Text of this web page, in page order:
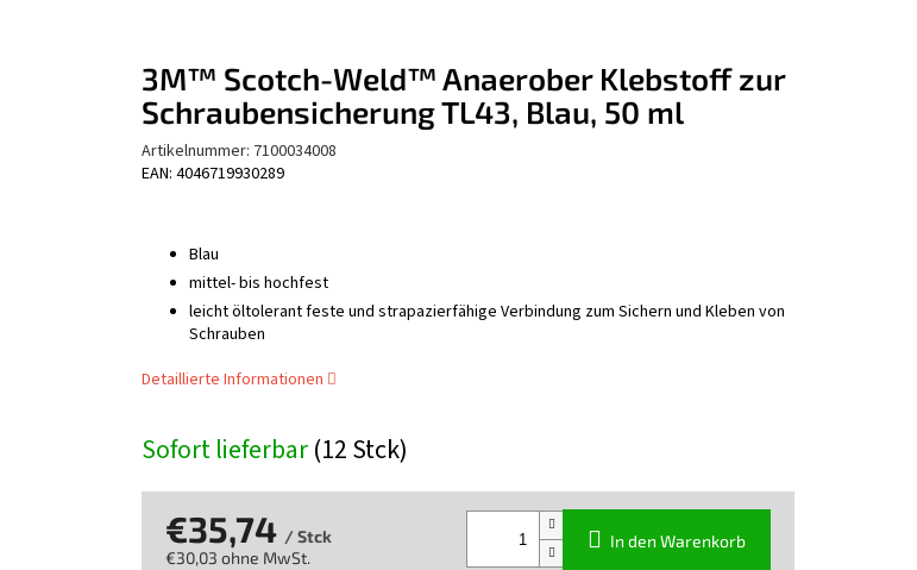
Sofort lieferbar(12 Stck)
Blau
mittel- bis hochfest
leicht öltolerant feste und strapazierfähige Verbindung zum Sichern und Kleben von
Schrauben
Detaillierte Informationen
€35,74 / Stck
€30,03 ohne MwSt.
In den Warenkorb
3M™ Scotch-Weld™ Anaerober Klebstoff zur
Schraubensicherung TL43, Blau, 50 ml
Artikelnummer: 7100034008
EAN: 4046719930289